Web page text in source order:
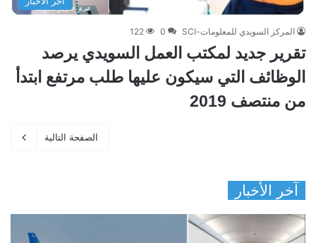
المركز السويدي للمعلومات-SCI 0
122
تقرير جديد لمكتب العمل السويدي يرصد
الوظائف التي سيكون عليها طلب مرتفع ابتدأ
من منتصف 2019
الصفحة التالية
آخر الأخبار